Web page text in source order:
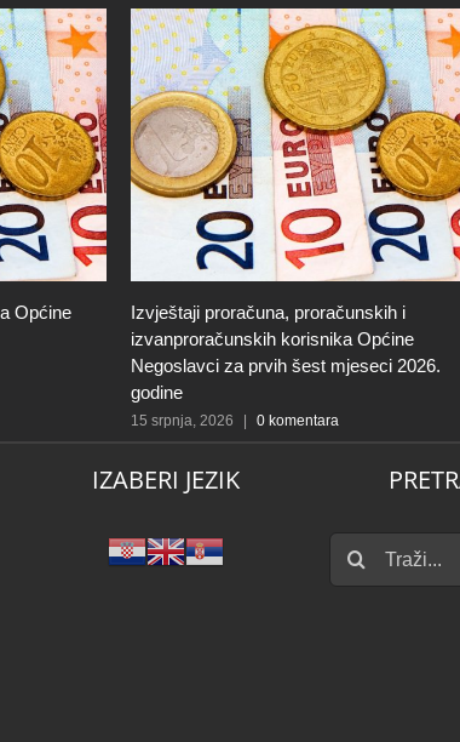
Općine
Izvještaji proračuna, proračunskih i
izvanproračunskih korisnika Općine
Negoslavci za prvih šest mjeseci 2026.
godine
15 srpnja, 2026 0 komentara
IZABERI JEZIK
Traži...